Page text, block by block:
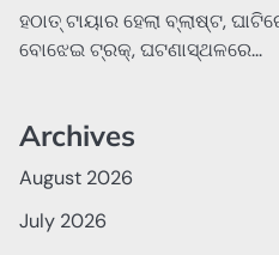
ହଠାତ୍‌ ଟାୟାର ହେଲା ବ୍ଲାଷ୍ଟ,
ବୋଝେଇ ଟ୍ରକ୍‌, ଘଟଣାସ୍ଥଳରେ…
Archives
August 2026
July 2026